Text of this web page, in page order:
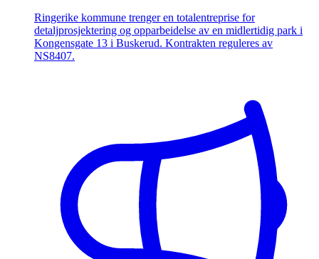
Ringerike kommune trenger en totalentreprise for
detaljprosjektering og opparbeidelse av en midlertidig park i
Kongensgate 13 i Buskerud. Kontrakten reguleres av
NS8407.